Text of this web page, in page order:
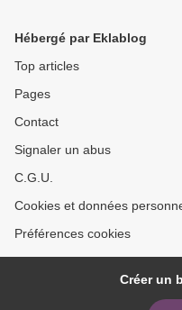
Hébergé par Eklablog
Top articles
Pages
Contact
Signaler un abus
C.G.U.
Cookies et données
Préférences cookies
Créer un